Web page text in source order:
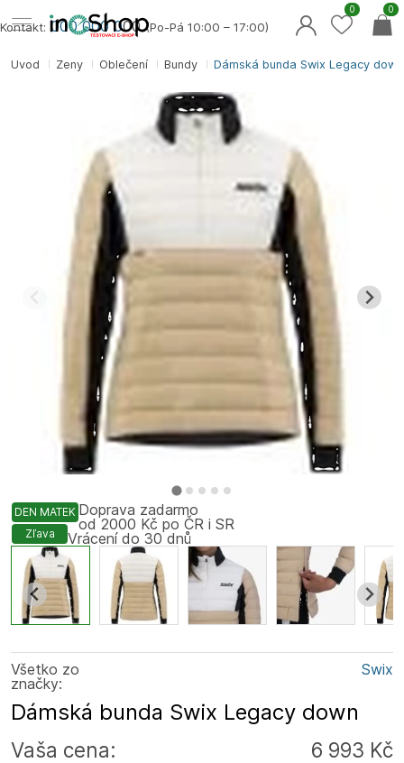
Úvod Ženy Oblečení Bundy Dámská bunda Swix Legacy down
DEN MATEK
Zľava
Všetko zo
značky:
Swix
Dámská bunda Swix Legacy down
Vaša cena: 6 993 Kč
Doprava zadarmo
od 2000 Kč po ČR i SR
Vrácení do 30 dnů
Kontakt: 000 000 000(Po-Pá 10:00 – 17:00)
0
0